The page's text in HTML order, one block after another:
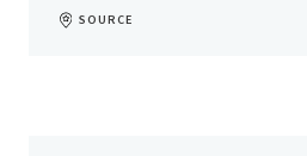
SOURCE